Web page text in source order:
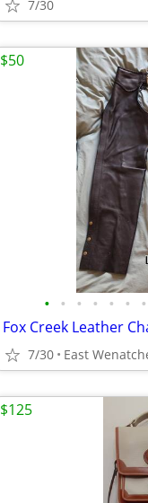
7/30
• • • • • • •
Fox Creek Leather
7/30 East
$50
$125